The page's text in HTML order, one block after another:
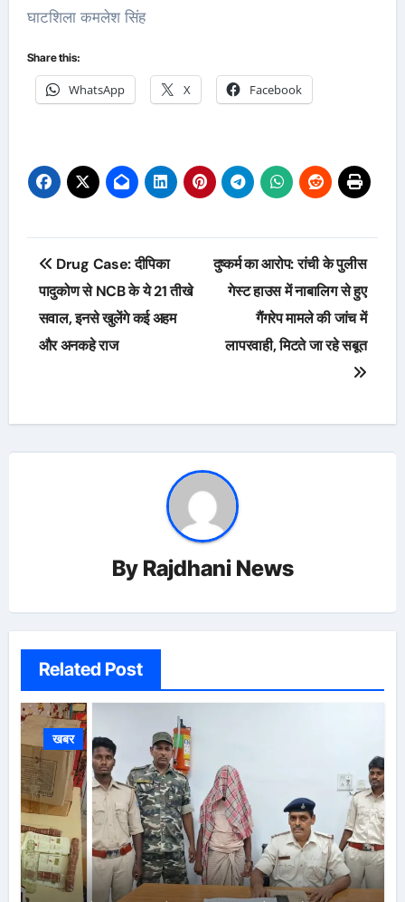
घाटशिला कमलेश सिंह
Share this:
WhatsApp X Facebook
Post
navigation
Drug Case: दीपिका
पादुकोण से NCB के ये 21 तीखे
सवाल, इनसे खुलेंगे कई अहम
और अनकहे राज
दुष्कर्म का आरोप: रांची के पुलीस
गेस्ट हाउस में नाबालिग से हुए
गैंगरेप मामले की जांच में
लापरवाही, मिटते जा रहे सबूत
By Rajdhani News
Related Post
खबर